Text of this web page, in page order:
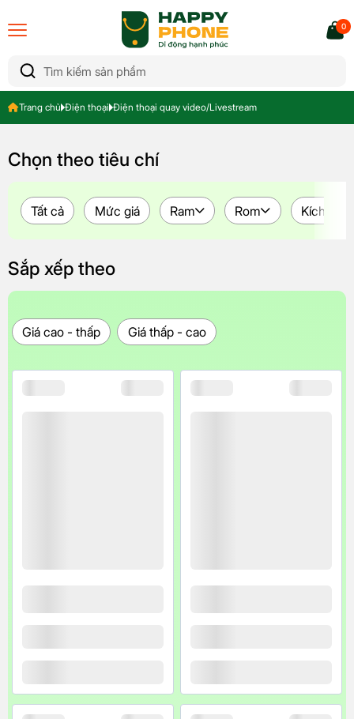
0
Trang chủ Điện thoại Điện thoại quay video/Livestream
Chọn theo tiêu chí
Tất cả Mức giá Ram Rom Kích
Sắp xếp theo
Giá cao - thấp Giá thấp - cao